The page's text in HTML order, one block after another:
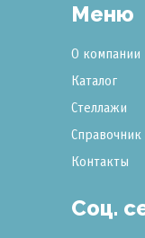
Меню
О компании
Каталог
Стеллажи
Справочник
Контакты
Соц.